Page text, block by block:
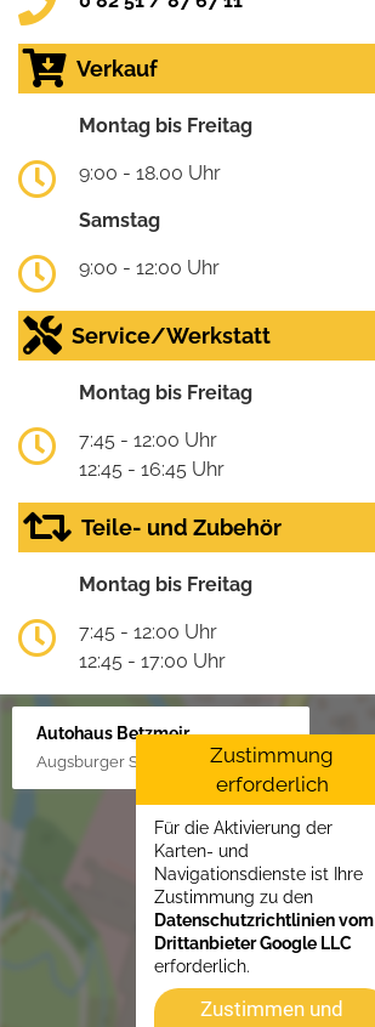
Verkauf
Montag bis Freitag
9:00 - 18.00 Uhr
Samstag
9:00 - 12:00 Uhr
Service/Werkstatt
Montag bis Freitag
7:45 - 12:00 Uhr
12:45 - 16:45 Uhr
Teile- und Zubehör
Montag bis Freitag
7:45 - 12:00 Uhr
12:45 - 17:00 Uhr
Autohaus Betzmeir
Augsburger Str. 33, 86551 Aichach
Zustimmung
erforderlich
Für die Aktivierung der
Karten- und
Navigationsdienste ist Ihre
Zustimmung zu den
Datenschutzrichtlinien vom
Drittanbieter Google LLC
erforderlich.
Zustimmen und